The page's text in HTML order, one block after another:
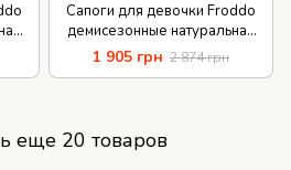
Сапоги для девочки Froddo
демисезонные натуральная
кожа замша
1 905 грн 2 874 грн
еще 20 товаров